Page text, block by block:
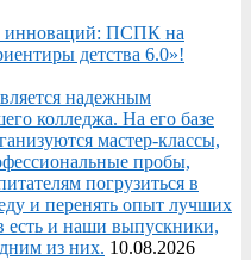
инноваций: ПСПК на
детства 6.0»!
надежным
колледжа. На его базе
мастер-классы,
пробы,
погрузиться в
и перенять опыт лучших
есть и наши выпускники,
из них. 10.08.2026